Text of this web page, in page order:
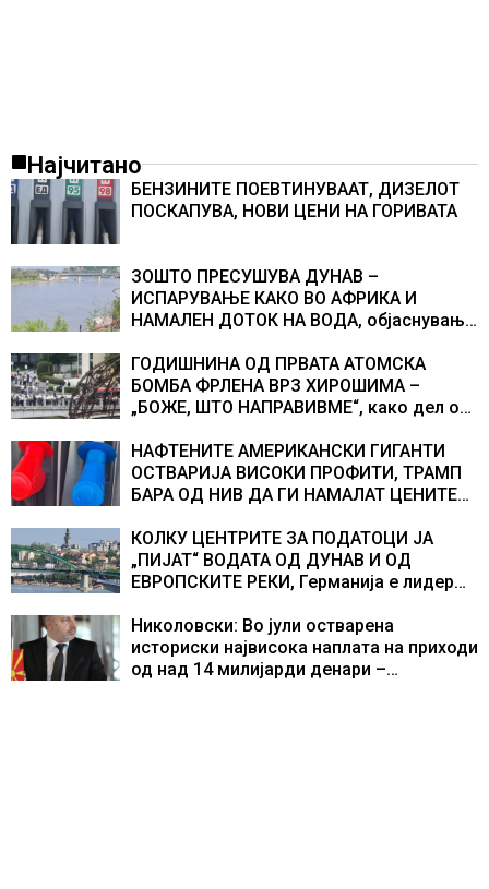
Најчитано
БЕНЗИНИТЕ ПОЕВТИНУВААТ, ДИЗЕЛОТ
ПОСКАПУВА, НОВИ ЦЕНИ НА ГОРИВАТА
ЗОШТО ПРЕСУШУВА ДУНАВ –
ИСПАРУВАЊЕ КАКО ВО АФРИКА И
НАМАЛЕН ДОТОК НА ВОДА, објаснување
ГОДИШНИНА ОД ПРВАТА АТОМСКА
БОМБА ФРЛЕНА ВРЗ ХИРОШИМА –
„БОЖЕ, ШТО НАПРАВИВМЕ“, како дел од
учесниците во бомбардирањето го
доживуваа овој настан што го промени
текот на историјата
НАФТЕНИТЕ АМЕРИКАНСКИ ГИГАНТИ
ОСТВАРИЈА ВИСОКИ ПРОФИТИ, ТРАМП
БАРА ОД НИВ ДА ГИ НАМАЛАТ ЦЕНИТЕ
КОЛКУ ЦЕНТРИТЕ ЗА ПОДАТОЦИ ЈА
„ПИЈАТ“ ВОДАТА ОД ДУНАВ И ОД
ЕВРОПСКИТЕ РЕКИ, Германија е лидер
центри за податоци
Николовски: Во јули остварена
историски највисока наплата на приходи
од над 14 милијарди денари –